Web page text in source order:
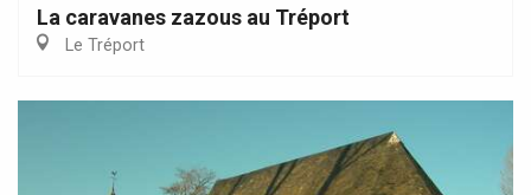
La caravanes zazous au Tréport
Le Tréport